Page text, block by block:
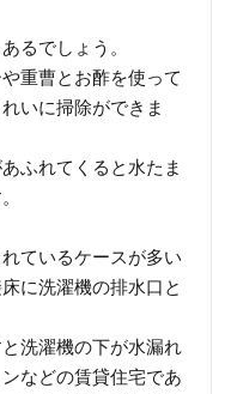
るでしょう。
重曹とお酢を使って
いに掃除ができま
ふれてくると水たま
ているケースが多い
に洗濯機の排水口と
洗濯機の下が水漏れ
などの賃貸住宅であ